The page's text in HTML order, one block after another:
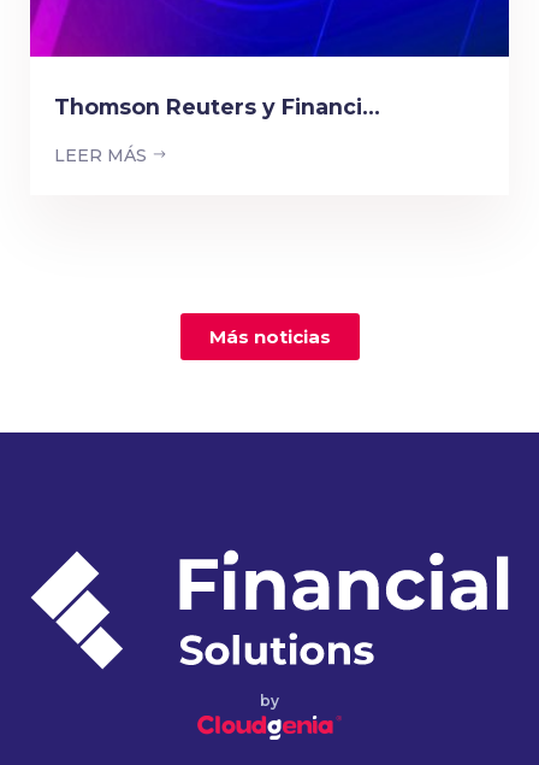
Thomson Reuters y Financi...
LEER MÁS
Más noticias
by